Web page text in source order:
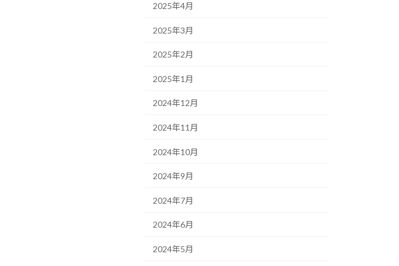
2025年4月
2025年3月
2025年2月
2025年1月
2024年12月
2024年11月
2024年10月
2024年9月
2024年7月
2024年6月
2024年5月